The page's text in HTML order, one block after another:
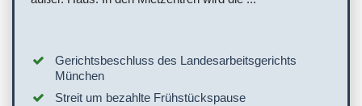
Gerichtsbeschluss des Landesarbeitsgerichts
München
Streit um bezahlte Frühstückspause